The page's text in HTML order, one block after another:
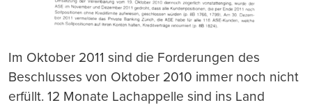
Im Oktober 2011 sind die Forderungen des
Beschlusses von Oktober 2010 immer noch nicht
erfüllt. 12 Monate Lachappelle sind ins Land